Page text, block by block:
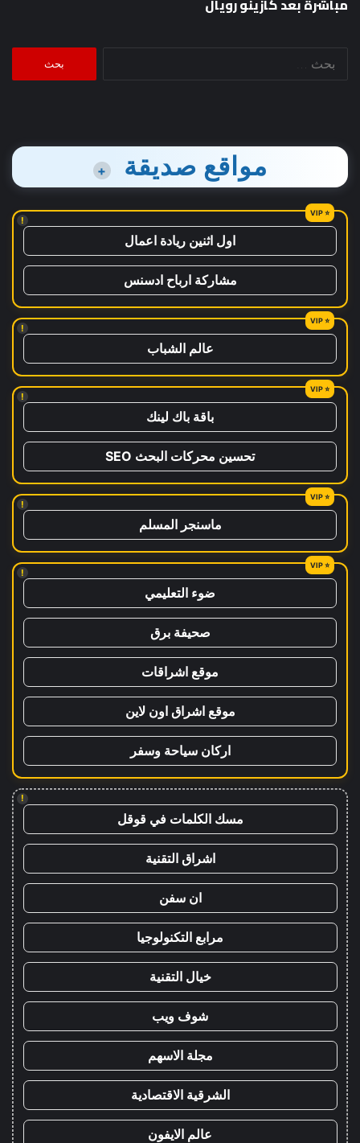
البحث
مواقع صديقة +
!
اول اثنين ريادة اعمال
مشاركة ارباح ادسنس
!
عالم الشباب
!
باقة باك لينك
تحسين محركات البحث SEO
!
ماسنجر المسلم
!
ضوء التعليمي
صحيفة برق
موقع اشراقات
موقع اشراق اون لاين
اركان سياحة وسفر
!
مسك الكلمات في قوقل
اشراق التقنية
ان سفن
مرابع التكنولوجيا
خيال التقنية
شوف ويب
مجلة الاسهم
الشرقية الاقتصادية
عالم الايفون